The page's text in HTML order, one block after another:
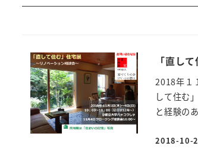
「直し
2018年１
して住む
と経験の
投稿日
2018-10-